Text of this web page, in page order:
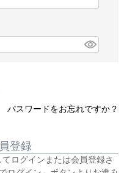
パスワードをお忘れですか？
登録
ログインまたは会員登録さ